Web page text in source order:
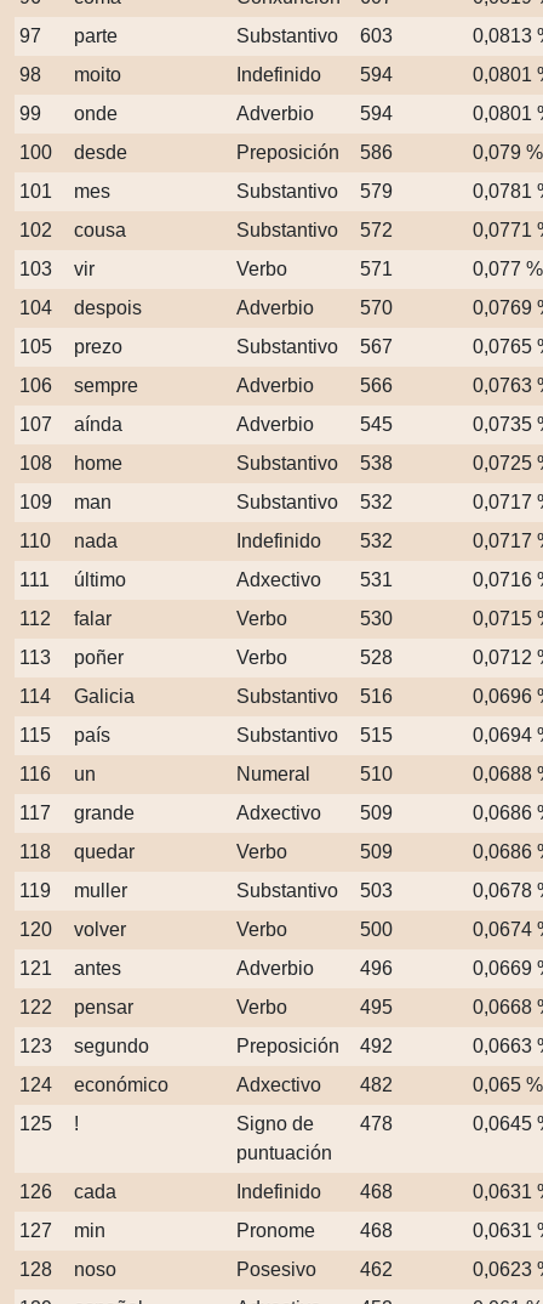
97
parte Substantivo 603
0,0813
98
moito Indefinido 594
0,0801
99
onde Adverbio 594
0,0801
100
desde Preposición 586
0,079 %
101
mes Substantivo 579
0,0781
102
cousa Substantivo 572
0,0771
103
vir Verbo 571
0,077 %
104
despois Adverbio 570
0,0769
105
prezo Substantivo 567
0,0765
106
sempre Adverbio 566
0,0763
107
aínda Adverbio 545
0,0735
108
home Substantivo 538
0,0725
109
man Substantivo 532
0,0717
110
nada Indefinido 532
0,0717
111
último Adxectivo 531
0,0716
112
falar Verbo 530
0,0715
113
poñer Verbo 528
0,0712
114
Galicia Substantivo 516
0,0696
115
país Substantivo 515
0,0694
116
un Numeral 510
0,0688
117
grande Adxectivo 509
0,0686
118
quedar Verbo 509
0,0686
119
muller Substantivo 503
0,0678
120
volver Verbo 500
0,0674
121
antes Adverbio 496
0,0669
122
pensar Verbo 495
0,0668
123
segundo Preposición 492
0,0663
124
económico Adxectivo 482
0,065 %
125
!
Signo de
puntuación
478 0,0645
126 cada Indefinido 468
0,0631
127
min Pronome 468
0,0631
128
noso Posesivo 462
0,0623